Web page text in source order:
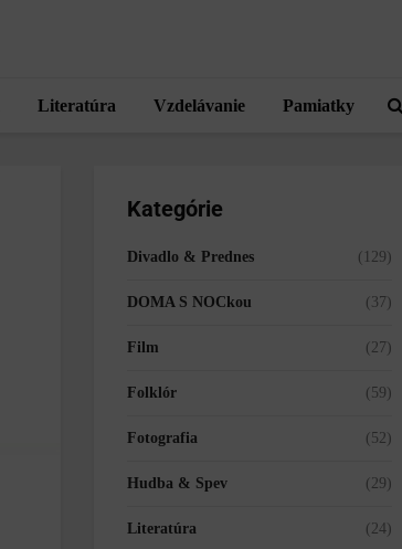
Literatúra Vzdelávanie Pamiatky
Kategórie
Divadlo & Prednes (129)
DOMA S NOCkou (37)
Film (27)
Folklór (59)
Fotografia (52)
Hudba & Spev (29)
Literatúra (24)